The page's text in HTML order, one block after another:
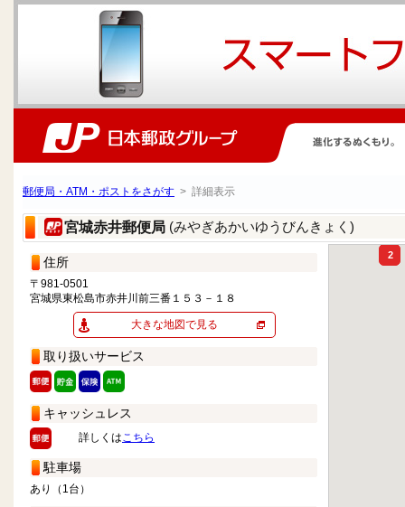
郵便局・ATM・ポストをさがす > 詳細表示
宮城赤井郵便局 (みやぎあかいゆうびんきょく)
住所
〒981-0501
宮城県東松島市赤井川前三番１５３－１８
大きな地図で見る
取り扱いサービス
キャッシュレス
詳しくはこちら
駐車場
あり（1台）
2